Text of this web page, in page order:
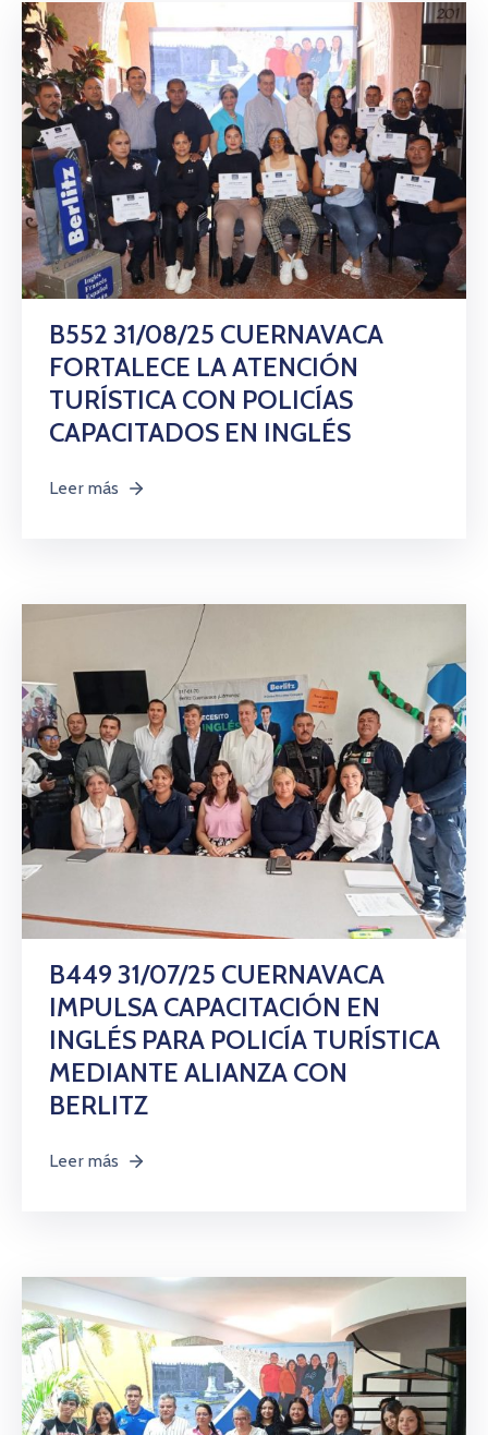
B552 31/08/25 CUERNAVACA
FORTALECE LA ATENCIÓN
TURÍSTICA CON POLICÍAS
CAPACITADOS EN INGLÉS
Leer más
B449 31/07/25 CUERNAVACA
IMPULSA CAPACITACIÓN EN
INGLÉS PARA POLICÍA TURÍSTICA
MEDIANTE ALIANZA CON
BERLITZ
Leer más